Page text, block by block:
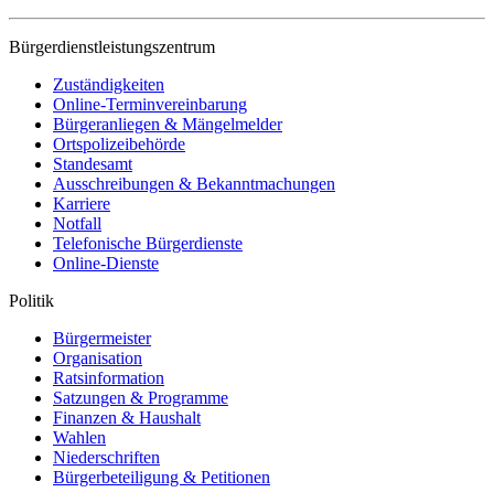
Bürgerdienstleistungszentrum
Zuständigkeiten
Online-Terminvereinbarung
Bürgeranliegen & Mängelmelder
Ortspolizeibehörde
Standesamt
Ausschreibungen & Bekanntmachungen
Karriere
Notfall
Telefonische Bürgerdienste
Online-Dienste
Politik
Bürgermeister
Organisation
Ratsinformation
Satzungen & Programme
Finanzen & Haushalt
Wahlen
Niederschriften
Bürgerbeteiligung & Petitionen